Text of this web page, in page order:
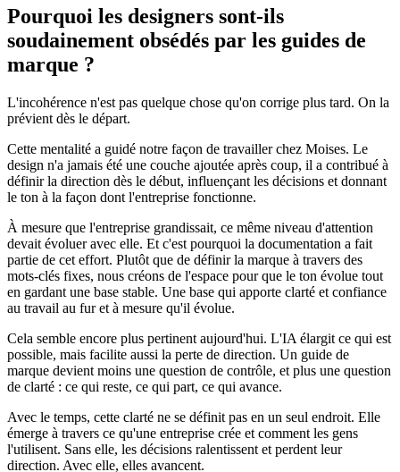
Pourquoi les designers sont-ils
soudainement obsédés par les guides de
marque ?
L'incohérence n'est pas quelque chose qu'on corrige plus tard. On la
prévient dès le départ.
Cette mentalité a guidé notre façon de travailler chez Moises. Le
design n'a jamais été une couche ajoutée après coup, il a contribué à
définir la direction dès le début, influençant les décisions et donnant
le ton à la façon dont l'entreprise fonctionne.
À mesure que l'entreprise grandissait, ce même niveau d'attention
devait évoluer avec elle. Et c'est pourquoi la documentation a fait
partie de cet effort. Plutôt que de définir la marque à travers des
mots-clés fixes, nous créons de l'espace pour que le ton évolue tout
en gardant une base stable. Une base qui apporte clarté et confiance
au travail au fur et à mesure qu'il évolue.
Cela semble encore plus pertinent aujourd'hui. L'IA élargit ce qui est
possible, mais facilite aussi la perte de direction. Un guide de
marque devient moins une question de contrôle, et plus une question
de clarté : ce qui reste, ce qui part, ce qui avance.
Avec le temps, cette clarté ne se définit pas en un seul endroit. Elle
émerge à travers ce qu'une entreprise crée et comment les gens
l'utilisent. Sans elle, les décisions ralentissent et perdent leur
direction. Avec elle, elles avancent.